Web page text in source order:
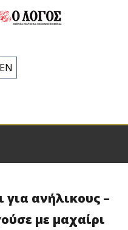
EN
ανήλικους –
με μαχαίρι